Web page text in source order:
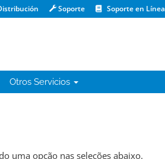
Soporte Soporte en Línea
Otros Servicios
uma opção nas seleções abaixo.